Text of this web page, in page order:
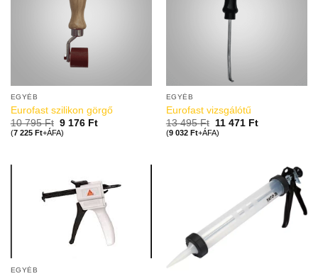
EGYÉB
Eurofast szilikon görgő
10 795Ft 9 176 Ft
(7 225 Ft+ÁFA)
EGYÉB
Eurofast vizsgálótű
13 495Ft 11 471 Ft
(9 032 Ft+ÁFA)
EGYÉB